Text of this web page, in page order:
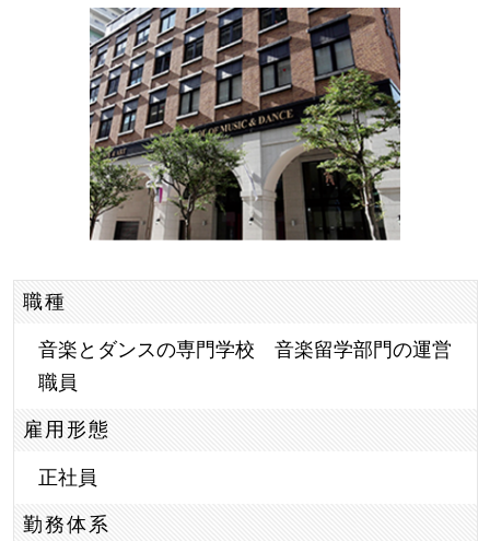
職種
音楽とダンスの専門学校 音楽留学部門の運営
職員
雇用形態
正社員
勤務体系